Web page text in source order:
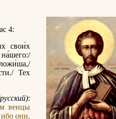
4:
свои́х
Тех
:
венцы
они,